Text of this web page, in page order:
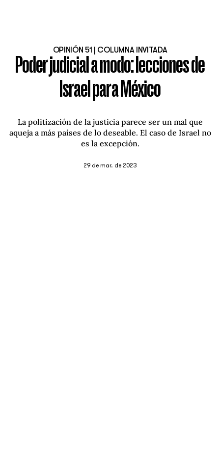
OPINIÓN 51 | COLUMNA INVITADA
Poder judicial a modo: lecciones de
Israel para México
La politización de la justicia parece ser un mal que
aqueja a más países de lo deseable. El caso de Israel no
es la excepción.
29 de mar. de 2023